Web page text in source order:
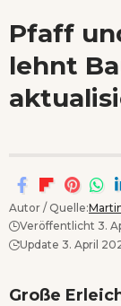
Wenn Orte erzählen ...
Pfaff
lehnt
Autor / Quelle:
Veröffentlicht 3.
Update 3. April
Große